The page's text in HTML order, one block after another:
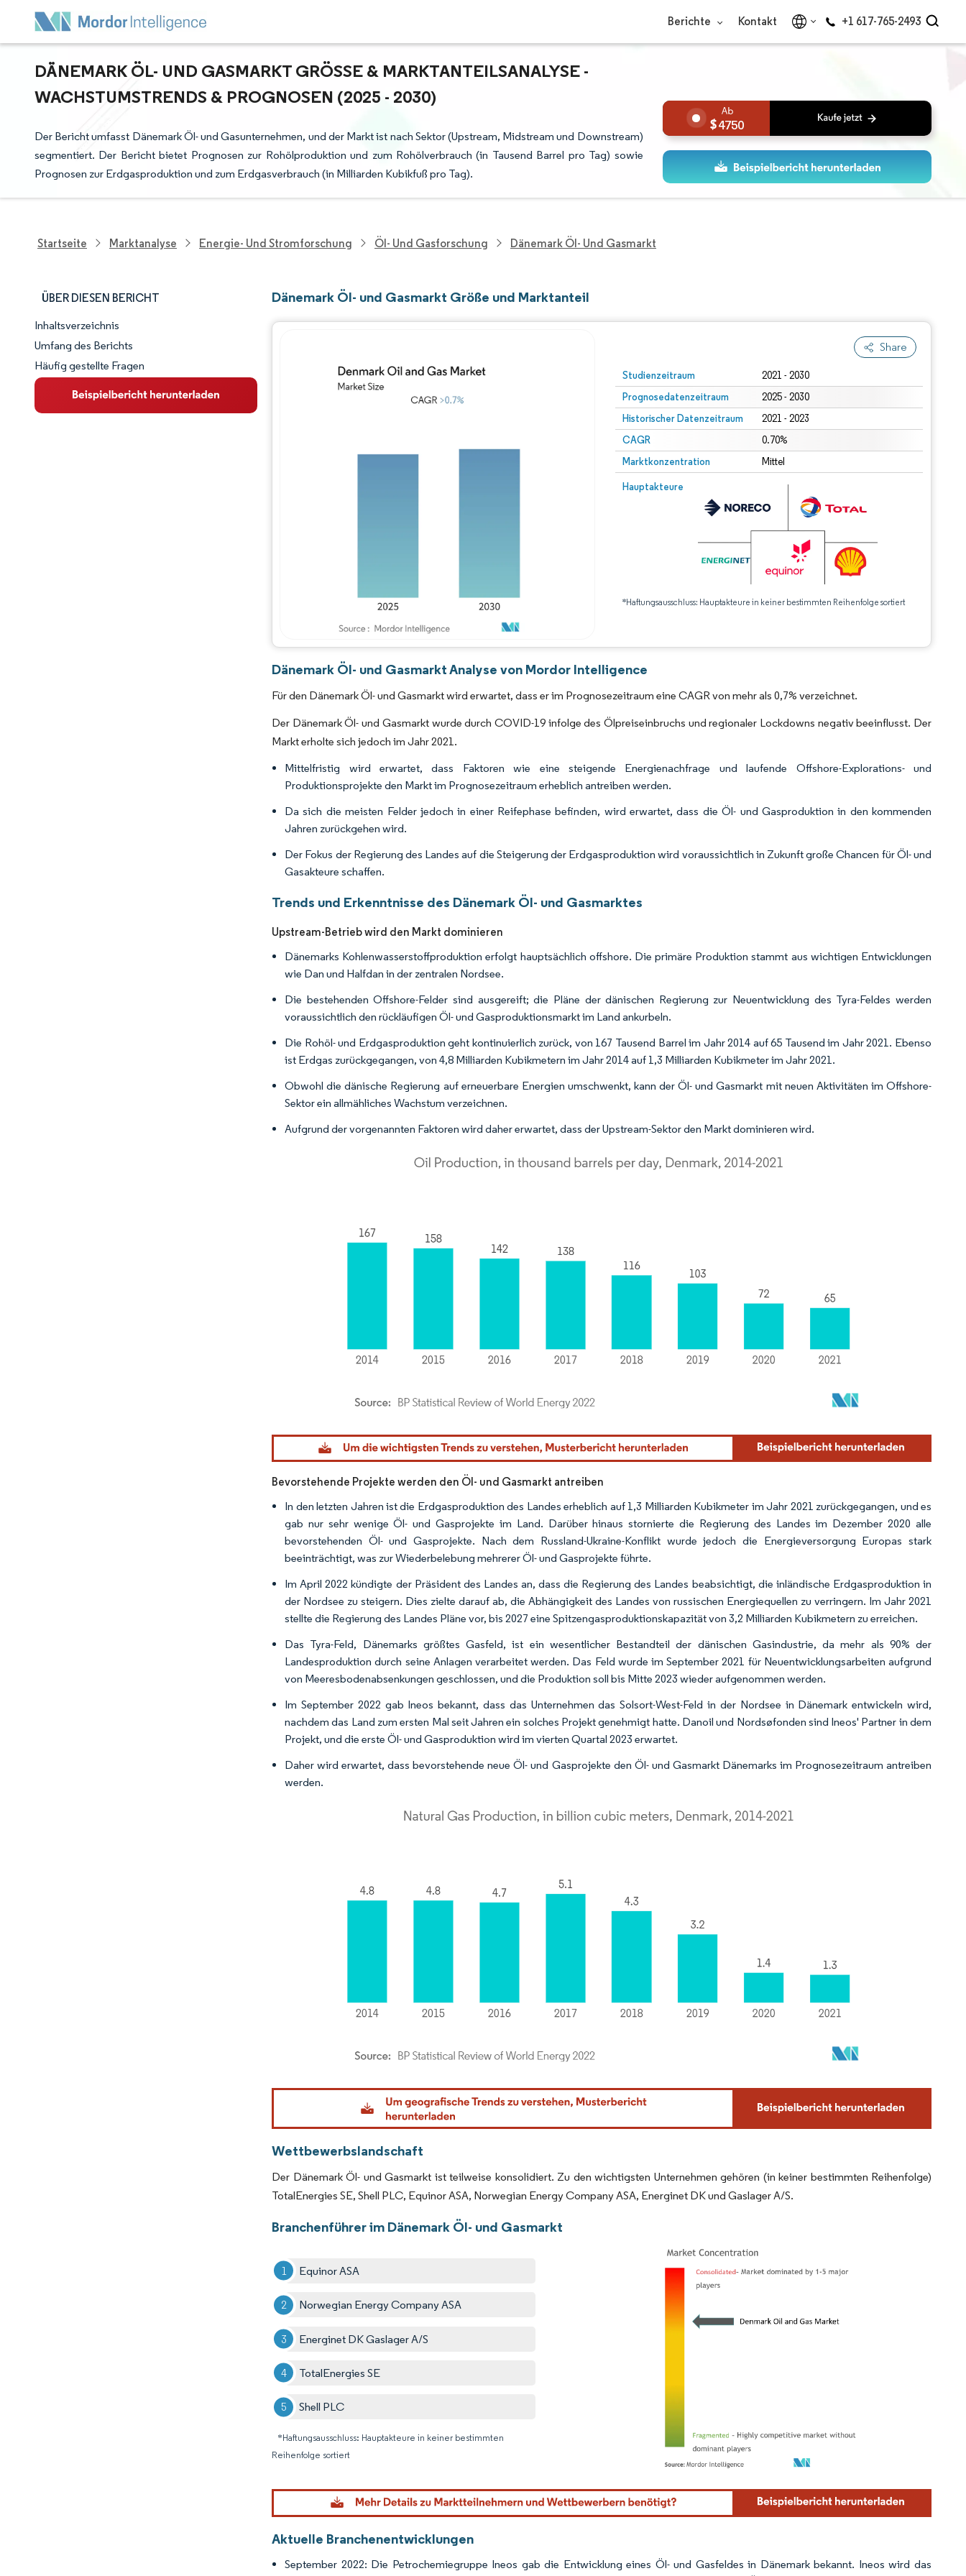
Berichte Kontakt +1 617-765-2493
DÄNEMARK ÖL- UND GASMARKT GRÖSSE & MARKTANTEILSANALYSE - W
ACHSTUMSTRENDS & PROGNOSEN (2025 - 2030)
Der Bericht umfasst Dänemark Öl- und Gasunternehmen, und der Markt ist nach Sektor (Upstream, Midstream und Downstream)
segmentiert. Der Bericht bietet Prognosen zur Rohölproduktion und zum Rohölverbrauch (in Tausend Barrel pro Tag) sowie
Prognosen zur Erdgasproduktion und zum Erdgasverbrauch (in Milliarden Kubikfuß pro Tag).
4750
Startseite Marktanalyse Energie- Und Stromforschung Öl- Und Gasforschung Dänemark Öl- Und Gasmarkt
ÜBER DIESEN BERICHT
Marktschnappschuss
Marktübersicht
Wichtige Markttrends
Inhaltsverzeichnis
Umfang des Berichts
Häufig gestellte Fragen
Dänemark Öl- und Gasmarkt Größe und Marktanteil
Share
Studienzeitraum 2021 - 2030
Prognosedatenzeitraum 2025 - 2030
Historischer Datenzeitraum 2021 - 2023
CAGR 0.70%
Marktkonzentration Mittel
Hauptakteure
*Haftungsausschluss: Hauptakteure in keiner bestimmten Reihenfolge sortiert
Dänemark Öl- und Gasmarkt Analyse von Mordor Intelligence
Für den Dänemark Öl- und Gasmarkt wird erwartet, dass er im Prognosezeitraum eine CAGR von mehr als 0,7% verzeichnet.
Der Dänemark Öl- und Gasmarkt wurde durch COVID-19 infolge des Ölpreiseinbruchs und regionaler Lockdowns negativ beeinflusst. Der
Markt erholte sich jedoch im Jahr 2021.
Mittelfristig wird erwartet, dass Faktoren wie eine steigende Energienachfrage und laufende Offshore-Explorations- und
Produktionsprojekte den Markt im Prognosezeitraum erheblich antreiben werden.
Da sich die meisten Felder jedoch in einer Reifephase befinden, wird erwartet, dass die Öl- und Gasproduktion in den kommenden
Jahren zurückgehen wird.
Der Fokus der Regierung des Landes auf die Steigerung der Erdgasproduktion wird voraussichtlich in Zukunft große Chancen für Öl- und
Gasakteure schaffen.
Trends und Erkenntnisse des Dänemark Öl- und Gasmarktes
Upstream-Betrieb wird den Markt dominieren
Dänemarks Kohlenwasserstoffproduktion erfolgt hauptsächlich offshore. Die primäre Produktion stammt aus wichtigen Entwicklungen
wie Dan und Halfdan in der zentralen Nordsee.
Die bestehenden Offshore-Felder sind ausgereift; die Pläne der dänischen Regierung zur Neuentwicklung des Tyra-Feldes werden
voraussichtlich den rückläufigen Öl- und Gasproduktionsmarkt im Land ankurbeln.
Die Rohöl- und Erdgasproduktion geht kontinuierlich zurück, von 167 Tausend Barrel im Jahr 2014 auf 65 Tausend im Jahr 2021. Ebenso
ist Erdgas zurückgegangen, von 4,8 Milliarden Kubikmetern im Jahr 2014 auf 1,3 Milliarden Kubikmeter im Jahr 2021.
Obwohl die dänische Regierung auf erneuerbare Energien umschwenkt, kann der Öl- und Gasmarkt mit neuen Aktivitäten im Offshore-
Sektor ein allmähliches Wachstum verzeichnen.
Aufgrund der vorgenannten Faktoren wird daher erwartet, dass der Upstream-Sektor den Markt dominieren wird.
Bild © Mordor Intelligence. Wiederverwendung erfordert Namensnennung gemäß CC BY 4.0.
Bevorstehende Projekte werden den Öl- und Gasmarkt antreiben
In den letzten Jahren ist die Erdgasproduktion des Landes erheblich auf 1,3 Milliarden Kubikmeter im Jahr 2021 zurückgegangen, und es
gab nur sehr wenige Öl- und Gasprojekte im Land. Darüber hinaus stornierte die Regierung des Landes im Dezember 2020 alle
bevorstehenden Öl- und Gasprojekte. Nach dem Russland-Ukraine-Konflikt wurde jedoch die Energieversorgung Europas stark
beeinträchtigt, was zur Wiederbelebung mehrerer Öl- und Gasprojekte führte.
Im April 2022 kündigte der Präsident des Landes an, dass die Regierung des Landes beabsichtigt, die inländische Erdgasproduktion in
der Nordsee zu steigern. Dies zielte darauf ab, die Abhängigkeit des Landes von russischen Energiequellen zu verringern. Im Jahr 2021
stellte die Regierung des Landes Pläne vor, bis 2027 eine Spitzengasproduktionskapazität von 3,2 Milliarden Kubikmetern zu erreichen.
Das Tyra-Feld, Dänemarks größtes Gasfeld, ist ein wesentlicher Bestandteil der dänischen Gasindustrie, da mehr als 90% der
Landesproduktion durch seine Anlagen verarbeitet werden. Das Feld wurde im September 2021 für Neuentwicklungsarbeiten aufgrund
von Meeresbodenabsenkungen geschlossen, und die Produktion soll bis Mitte 2023 wieder aufgenommen werden.
Im September 2022 gab Ineos bekannt, dass das Unternehmen das Solsort-West-Feld in der Nordsee in Dänemark entwickeln wird,
nachdem das Land zum ersten Mal seit Jahren ein solches Projekt genehmigt hatte. Danoil und Nordsøfonden sind Ineos' Partner in dem
Projekt, und die erste Öl- und Gasproduktion wird im vierten Quartal 2023 erwartet.
Daher wird erwartet, dass bevorstehende neue Öl- und Gasprojekte den Öl- und Gasmarkt Dänemarks im Prognosezeitraum antreiben
werden.
Bild © Mordor Intelligence. Wiederverwendung erfordert Namensnennung gemäß CC BY 4.0.
Wettbewerbslandschaft
Der Dänemark Öl- und Gasmarkt ist teilweise konsolidiert. Zu den wichtigsten Unternehmen gehören (in keiner bestimmten Reihenfolge)
TotalEnergies SE, Shell PLC, Equinor ASA, Norwegian Energy Company ASA, Energinet DK und Gaslager A/S.
Branchenführer im Dänemark Öl- und Gasmarkt
Equinor ASA
Norwegian Energy Company ASA
Energinet DK Gaslager A/S
TotalEnergies SE
Shell PLC
*Haftungsausschluss: Hauptakteure in keiner bestimmten
Reihenfolge sortiert
Bild © Mordor Intelligence. Wiederverwendung erfordert Namensnennung gemäß CC BY 4.0.
Aktuelle Branchenentwicklungen
September 2022: Die Petrochemiegruppe Ineos gab die Entwicklung eines Öl- und Gasfeldes in Dänemark bekannt. Ineos wird das